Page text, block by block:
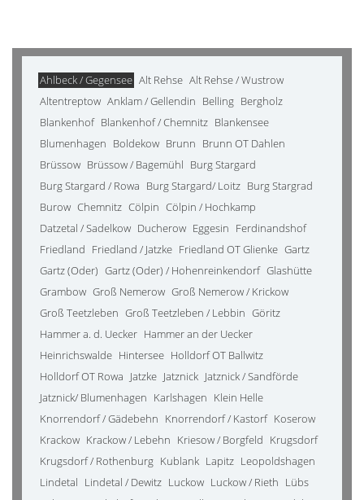
Ahlbeck / Gegensee Alt Rehse Alt Rehse / Wustrow
Altentreptow Anklam / Gellendin Belling Bergholz
Blankenhof Blankenhof / Chemnitz Blankensee
Blumenhagen Boldekow Brunn Brunn OT Dahlen
Brüssow Brüssow / Bagemühl Burg Stargard
Burg Stargard / Rowa Burg Stargard/ Loitz Burg Stargrad
Burow Chemnitz Cölpin Cölpin / Hochkamp
Datzetal / Sadelkow Ducherow Eggesin Ferdinandshof
Friedland Friedland / Jatzke Friedland OT Glienke Gartz
Gartz (Oder) Gartz (Oder) / Hohenreinkendorf Glashütte
Grambow Groß Nemerow Groß Nemerow / Krickow
Groß Teetzleben Groß Teetzleben / Lebbin Göritz
Hammer a. d. Uecker Hammer an der Uecker
Heinrichswalde Hintersee Holldorf OT Ballwitz
Holldorf OT Rowa Jatzke Jatznick Jatznick / Sandförde
Jatznick/ Blumenhagen Karlshagen Klein Helle
Knorrendorf / Gädebehn Knorrendorf / Kastorf Koserow
Krackow Krackow / Lebehn Kriesow / Borgfeld Krugsdorf
Krugsdorf / Rothenburg Kublank Lapitz Leopoldshagen
Lindetal Lindetal / Dewitz Luckow Luckow / Rieth Lübs